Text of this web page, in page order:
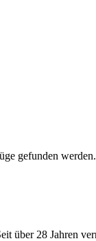
gefunden
über 28 Jahren